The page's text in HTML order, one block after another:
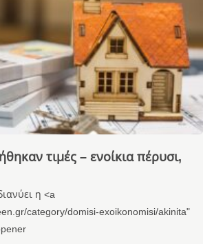
τιμές – ενοίκια πέρυσι,
η <a
category/domisi-exoikonomisi/akinita"